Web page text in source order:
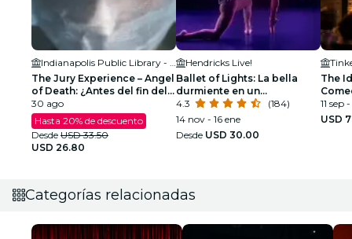
The Jury Experience – Angel
of Death: ¿Antes del fin del
día?
30 ago
Hasta 20% de descuento
Desde USD 33.50
USD 26.80
Hendricks Live!
Ballet of Lights: La bella
durmiente en un
espectáculo deslumbrante
4.3
(184)
14 nov - 16 ene
Desde USD 30.00
The
11 sep
USD
Categorías relacionadas